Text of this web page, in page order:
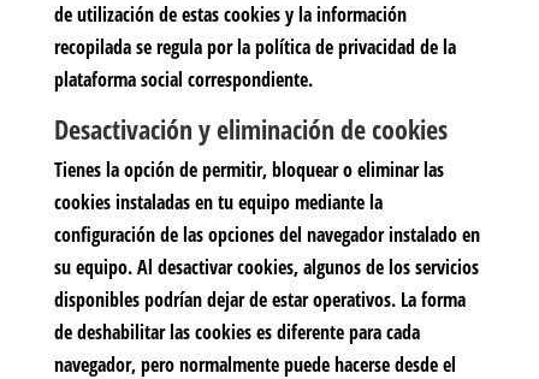
de utilización de estas cookies y la información
recopilada se regula por la política de privacidad de la
plataforma social correspondiente.
Desactivación y eliminación de cookies
Tienes la opción de permitir, bloquear o eliminar las
cookies instaladas en tu equipo mediante la
configuración de las opciones del navegador instalado en
su equipo. Al desactivar cookies, algunos de los servicios
disponibles podrían dejar de estar operativos. La forma
de deshabilitar las cookies es diferente para cada
navegador, pero normalmente puede hacerse desde el